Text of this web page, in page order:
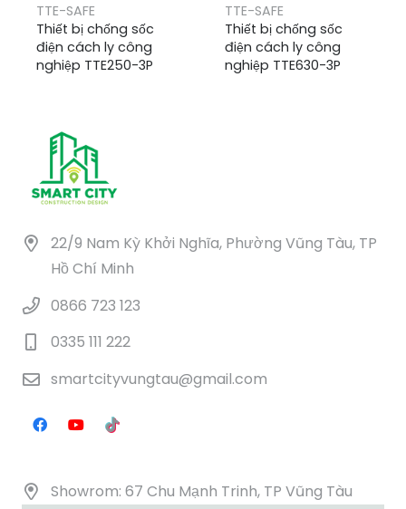
TTE-SAFE
Thiết bị chống sốc
điện cách ly công
nghiệp TTE250-3P
TTE-SAFE
Thiết bị chống sốc
điện cách ly công
nghiệp TTE630-3P
22/9 Nam Kỳ Khởi Nghĩa, Phường Vũng Tàu, TP
Hồ Chí Minh
0866 723 123
0335 111 222
smartcityvungtau@gmail.com
Showrom: 67 Chu Mạnh Trinh, TP Vũng Tàu